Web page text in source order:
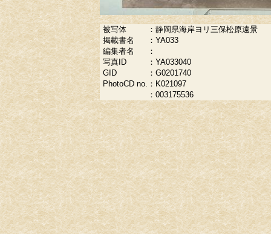
被写体 ： 静岡県海岸ヨリ三保松原遠景
掲載書名
： YA033
編集者名
：
写真ID
： YA033040
GID
： G0201740
PhotoCD no. ： K021097
： 003175536